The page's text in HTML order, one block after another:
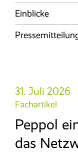
Entgeltanalyse
Baulohn
KI-
Referenzen
Glossar
Seminare und
Messen
Einblicke
31. Juli 2026
Fachartikel
Peppol
das